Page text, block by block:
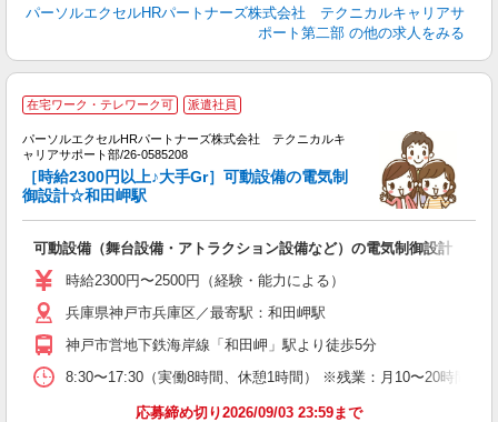
パーソルエクセルHRパートナーズ株式会社 テクニカルキャリアサ
ポート第二部 の他の求人をみる
在宅ワーク・テレワーク可 派遣社員
パーソルエクセルHRパートナーズ株式会社 テクニカルキ
ャリアサポート部/26-0585208
［時給2300円以上♪大手Gr］可動設備の電気制
御設計☆和田岬駅
可動設備（舞台設備・アトラクション設備など）の電気制御設計
時給2300円〜2500円（経験・能力による）
兵庫県神戸市兵庫区／最寄駅：和田岬駅
神戸市営地下鉄海岸線「和田岬」駅より徒歩5分
8:30〜17:30（実働8時間、休憩1時間） ※残業：月10〜20時間程
応募締め切り2026/09/03 23:59まで